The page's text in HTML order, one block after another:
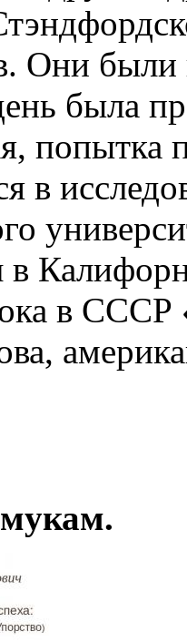
Они были
была
в
в
в СССР